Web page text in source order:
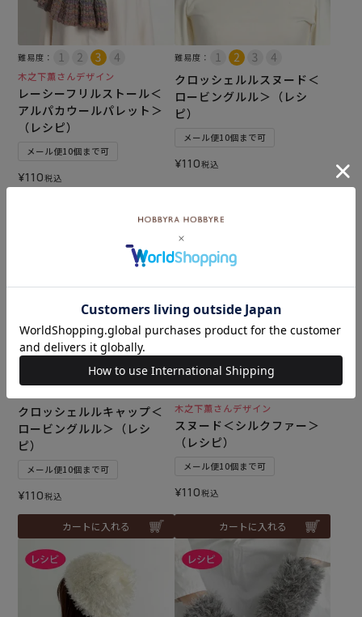
難易度：
木之下薫さんデザイン
レーシーフリルストール＜
アルパカウールパレット＞
（レシピ）
メール便10個まで可
¥110税込
難易度：
クロッシェルルスヌード＜
ロービングルル＞（レシ
ピ）
メール便10個まで可
¥110税込
難易度：
クロッシェルルキャップ＜
ロービングルル＞（レシ
ピ）
メール便10個まで可
¥110税込
カートに入れる
難易度：
木之下薫さんデザイン
スヌード＜シルクファー＞
（レシピ）
メール便10個まで可
¥110税込
カートに入れる